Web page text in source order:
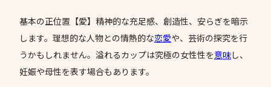
基本の正位置【愛】精神的な充足感、創造性、安らぎを暗示
します。理想的な人物との情熱的な恋愛や、芸術の探究を行
うかもしれません。溢れるカップは究極の女性性を意味し、
妊娠や母性を表す場合もあります。